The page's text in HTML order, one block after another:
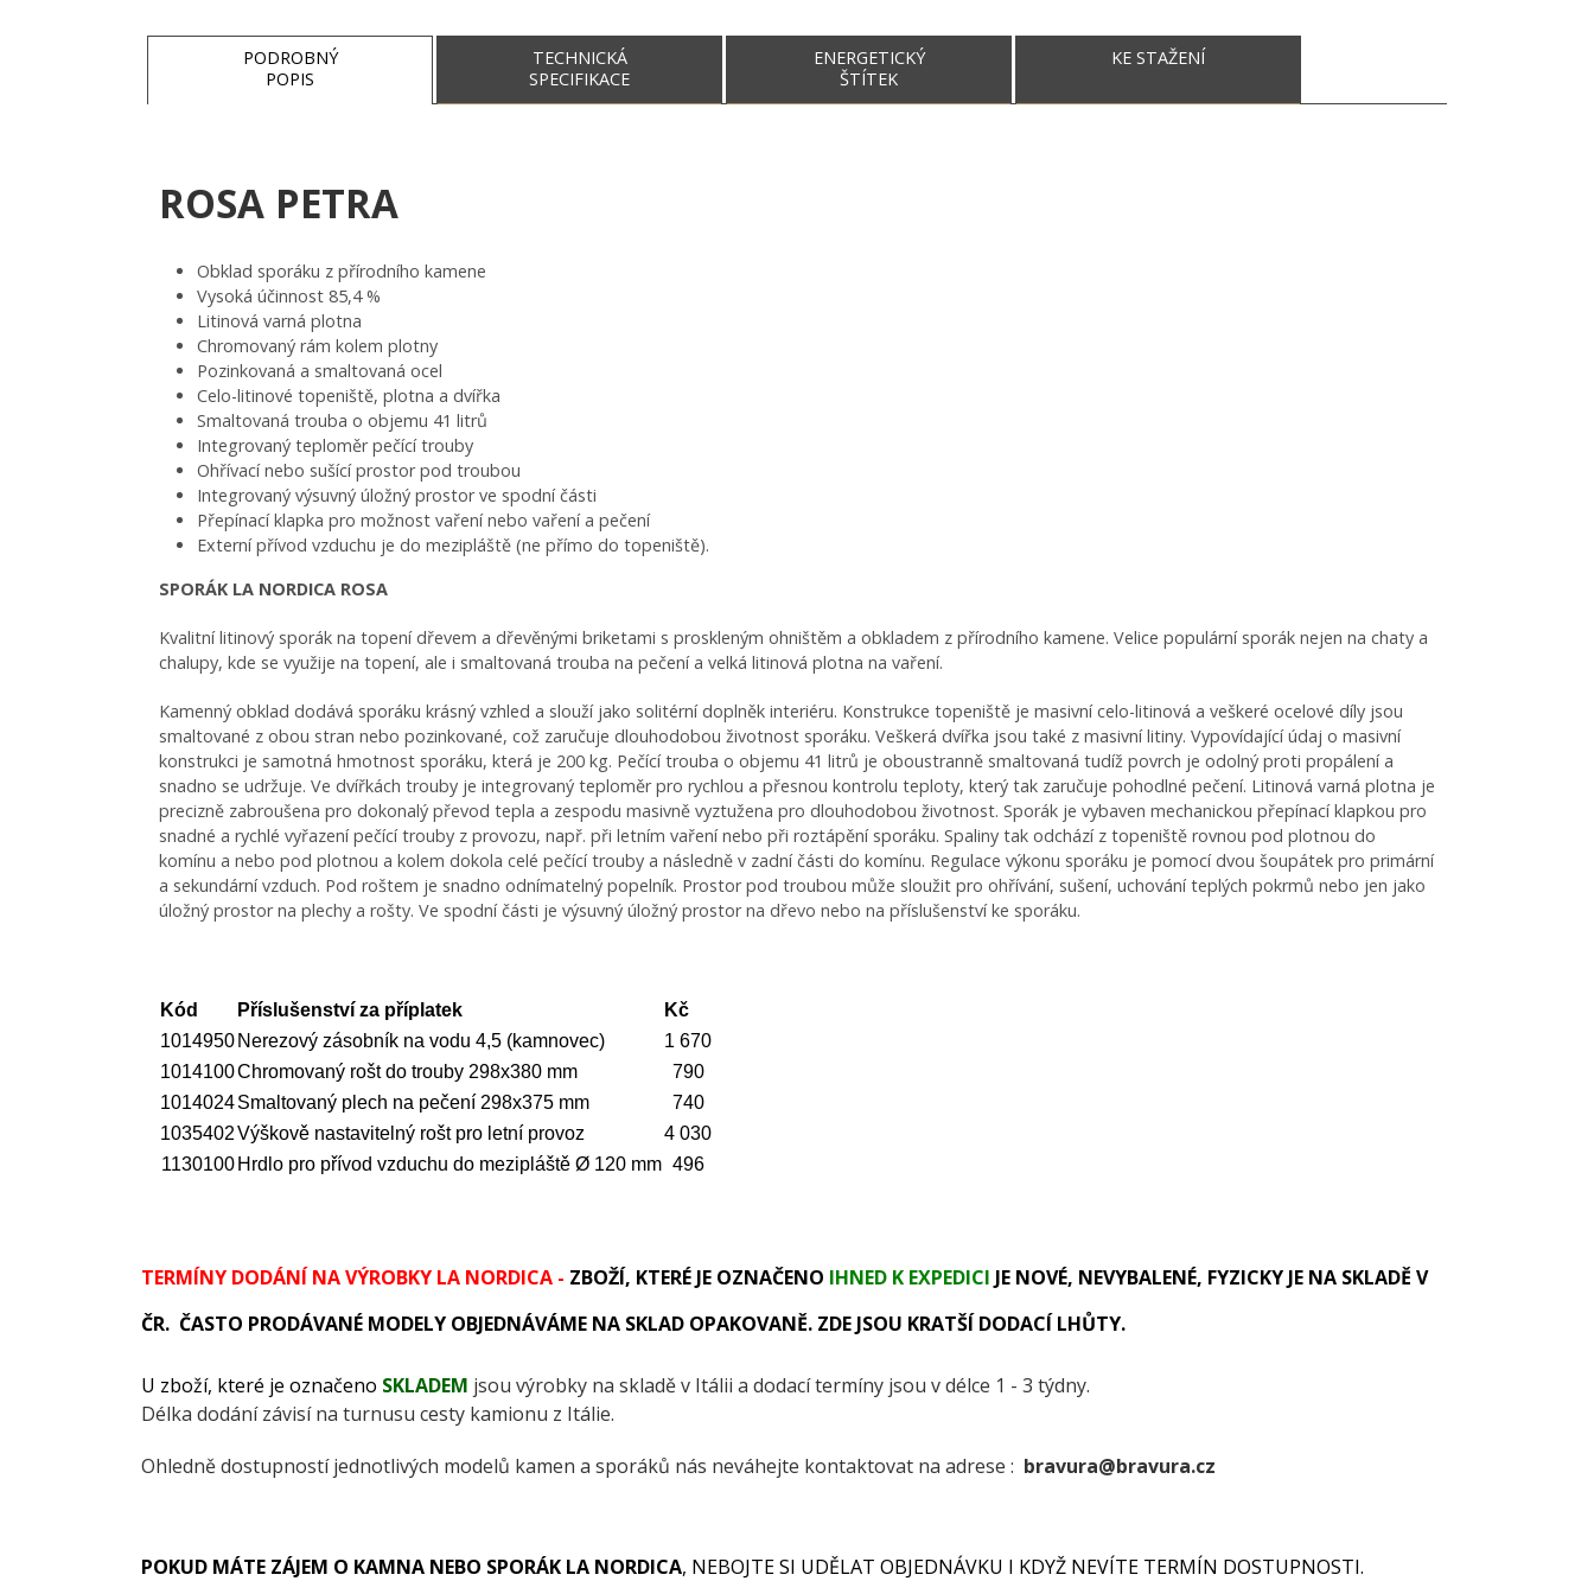
PODROBNÝ
POPIS
TECHNICKÁ
SPECIFIKACE
ENERGETICKÝ
ŠTÍTEK
KE STAŽENÍ
ROSA PETRA
Obklad sporáku z přírodního kamene
Vysoká účinnost 85,4 %
Litinová varná plotna
Chromovaný rám kolem plotny
Pozinkovaná a smaltovaná ocel
Celo-litinové topeniště, plotna a dvířka
Smaltovaná trouba o objemu 41 litrů
Integrovaný teploměr pečící trouby
Ohřívací nebo sušící prostor pod troubou
Integrovaný výsuvný úložný prostor ve spodní části
Přepínací klapka pro možnost vaření nebo vaření a pečení
Externí přívod vzduchu je do mezipláště (ne přímo do topeniště).
SPORÁK LA NORDICA ROSA
Kvalitní litinový sporák na topení dřevem a dřevěnými briketami s proskleným ohništěm a obkladem z přírodního kamene. Velice populární sporák nejen na chaty a
chalupy, kde se využije na topení, ale i smaltovaná trouba na pečení a velká litinová plotna na vaření.
Kamenný obklad dodává sporáku krásný vzhled a slouží jako solitérní doplněk interiéru. Konstrukce topeniště je masivní celo-litinová a veškeré ocelové díly jsou
smaltované z obou stran nebo pozinkované, což zaručuje dlouhodobou životnost sporáku. Veškerá dvířka jsou také z masivní litiny. Vypovídající údaj o masivní
konstrukci je samotná hmotnost sporáku, která je 200 kg. Pečící trouba o objemu 41 litrů je oboustranně smaltovaná tudíž povrch je odolný proti propálení a
snadno se udržuje. Ve dvířkách trouby je integrovaný teploměr pro rychlou a přesnou kontrolu teploty, který tak zaručuje pohodlné pečení. Litinová varná plotna je
precizně zabroušena pro dokonalý převod tepla a zespodu masivně vyztužena pro dlouhodobou životnost. Sporák je vybaven mechanickou přepínací klapkou pro
snadné a rychlé vyřazení pečící trouby z provozu, např. při letním vaření nebo při roztápění sporáku. Spaliny tak odchází z topeniště rovnou pod plotnou do
komínu a nebo pod plotnou a kolem dokola celé pečící trouby a následně v zadní části do komínu. Regulace výkonu sporáku je pomocí dvou šoupátek pro primární
a sekundární vzduch. Pod roštem je snadno odnímatelný popelník. Prostor pod troubou může sloužit pro ohřívání, sušení, uchování teplých pokrmů nebo jen jako
úložný prostor na plechy a rošty. Ve spodní části je výsuvný úložný prostor na dřevo nebo na příslušenství ke sporáku.
Kód Příslušenství za příplatek
Kč
1014950 Nerezový zásobník na vodu 4,5 (kamnovec)
1 670
1014100Chromovaný rošt do trouby 298x380 mm
790
1014024Smaltovaný plech na pečení 298x375 mm
740
1035402Výškově nastavitelný rošt pro letní provoz
4 030
1130100 Hrdlo pro přívod vzduchu do mezipláště Ø 120 mm 496
TERMÍNY DODÁNÍ NA VÝROBKY LA NORDICA - ZBOŽÍ, KTERÉ JE OZNAČENO IHNED K EXPEDICI JE NOVÉ, NEVYBALENÉ, FYZICKY JE NA SKLADĚ V
ČR. ČASTO PRODÁVANÉ MODELY OBJEDNÁVÁME NA SKLAD OPAKOVANĚ. ZDE JSOU KRATŠÍ DODACÍ LHŮTY.
U zboží, které je označeno SKLADEM jsou výrobky na skladě v Itálii a dodací termíny jsou v délce 1 - 3 týdny.
Délka dodání závisí na turnusu cesty kamionu z Itálie.
Ohledně dostupností jednotlivých modelů kamen a sporáků nás neváhejte kontaktovat na adrese : bravura@bravura.cz
POKUD MÁTE ZÁJEM O KAMNA NEBO SPORÁK LA NORDICA, NEBOJTE SI UDĚLAT OBJEDNÁVKU I KDYŽ NEVÍTE TERMÍN DOSTUPNOSTI.